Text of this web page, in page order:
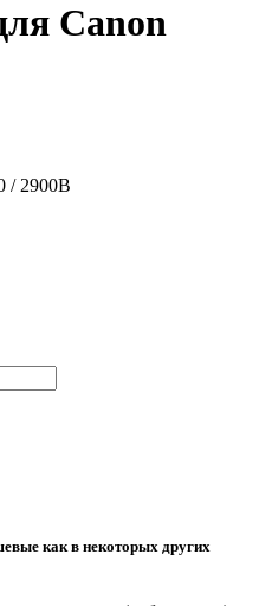
Canon
/ 2900B
как в некоторых других